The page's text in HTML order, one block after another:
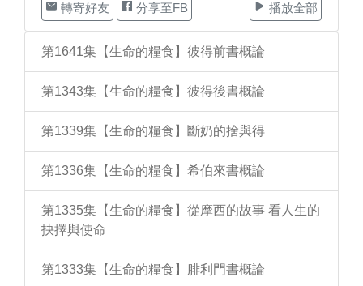
轉寄好友 分享至FB 播放全部
第1641集【生命的糧食】彼得前書概論
第1343集【生命的糧食】彼得後書概論
第1339集【生命的糧食】斷奶的捨與得
第1336集【生命的糧食】希伯來書概論
第1335集【生命的糧食】從摩西的故事 看人生的
抉擇與使命
第1333集【生命的糧食】腓利門書概論